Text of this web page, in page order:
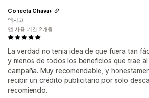
La verdad no tenia idea de que fuera tan
y menos de todos los beneficios que trae al
campaña. Muy recomendable, y
recibir un crédito publicitario por solo
recomiendo.
Conecta Chava+
멕시코
앱 사용 기간 2개월